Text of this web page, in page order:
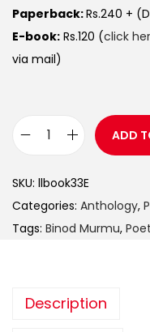
Paperback:Rs.240 +
E-book: Rs.120 (click
via mail)
ADD
SKU: llbook33E
Categories: Anthology,
Tags: Binod Murmu,
Description